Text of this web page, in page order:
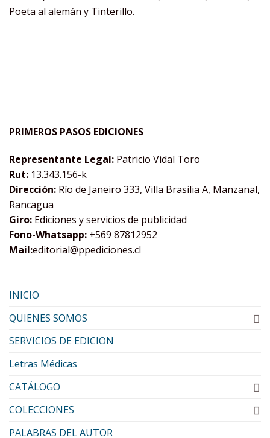
Poeta al alemán y Tinterillo.
PRIMEROS PASOS EDICIONES
Representante Legal: Patricio Vidal Toro
Rut: 13.343.156-k
Dirección: Río de Janeiro 333, Villa Brasilia A, Manzanal,
Rancagua
Giro: Ediciones y servicios de publicidad
Fono-Whatsapp: +569 87812952
Mail:editorial@ppediciones.cl
INICIO
QUIENES SOMOS
SERVICIOS DE EDICION
Letras Médicas
CATÁLOGO
COLECCIONES
PALABRAS DEL AUTOR